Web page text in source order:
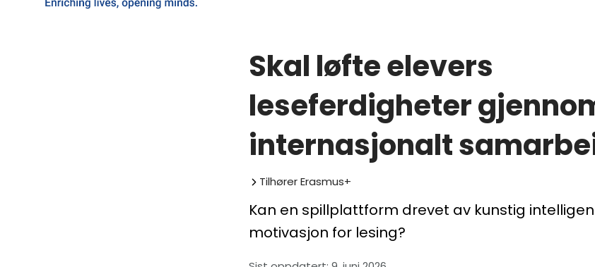
Skal løfte elevers
leseferdigheter
internasjonalt
TilhørerErasmus+
Kan en spillplattform drevet av kunstig
motivasjon for lesing?